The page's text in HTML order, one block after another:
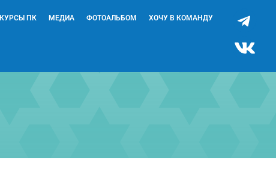
КУРСЫ ПК МЕДИА ФОТОАЛЬБОМ ХОЧУ В КОМАНДУ